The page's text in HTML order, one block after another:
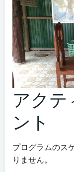
アク
ント
プログラムのス
りません。